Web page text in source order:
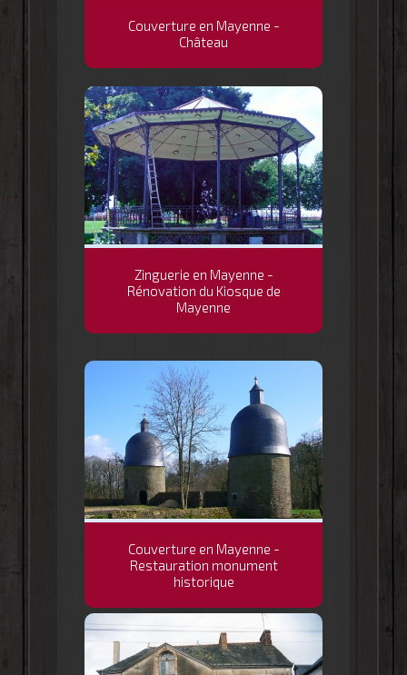
Couverture en Mayenne -
Château
Zinguerie en Mayenne -
Rénovation du Kiosque de
Mayenne
Couverture en Mayenne -
Restauration monument
historique